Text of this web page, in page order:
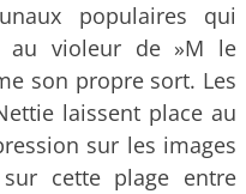
populaires qui
au violeur de »M le
son propre sort. Les
laissent place au
sur les images
cette plage entre